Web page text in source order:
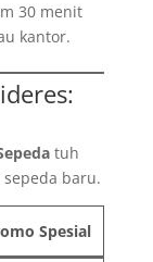
30 menit
kantor.
tuh
baru.
Spesial